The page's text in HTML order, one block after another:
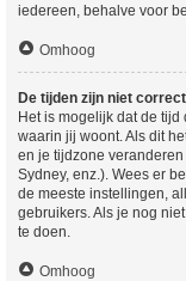
iedereen, behalve voor
Omhoog
De tijden zijn niet
Het is mogelijk dat de
waarin jij woont. Als dit
en je tijdzone
Sydney, enz.). Wees er
de meeste instellingen,
gebruikers. Als je nog
te doen.
Omhoog